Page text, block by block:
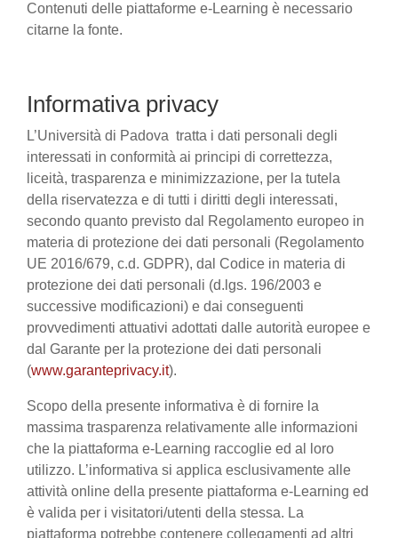
Contenuti delle piattaforme e-Learning è necessario
citarne la fonte.
Informativa privacy
L’Università di Padova tratta i dati personali degli
interessati in conformità ai principi di correttezza,
liceità, trasparenza e minimizzazione, per la tutela
della riservatezza e di tutti i diritti degli interessati,
secondo quanto previsto dal Regolamento europeo in
materia di protezione dei dati personali (Regolamento
UE 2016/679, c.d. GDPR), dal Codice in materia di
protezione dei dati personali (d.lgs. 196/2003 e
successive modificazioni) e dai conseguenti
provvedimenti attuativi adottati dalle autorità europee e
dal Garante per la protezione dei dati personali
(www.garanteprivacy.it).
Scopo della presente informativa è di fornire la
massima trasparenza relativamente alle informazioni
che la piattaforma e-Learning raccoglie ed al loro
utilizzo. L’informativa si applica esclusivamente alle
attività online della presente piattaforma e-Learning ed
è valida per i visitatori/utenti della stessa. La
piattaforma potrebbe contenere collegamenti ad altri